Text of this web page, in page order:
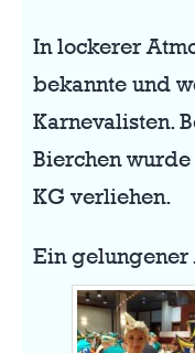
In lockerer
bekannte und
Karnevalisten.
Bierchen
KG verliehen.
Ein gelungener